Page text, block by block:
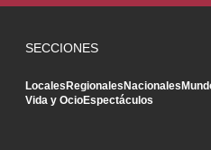
SECCIONES
LocalesRegionalesNacionales
Vida y OcioEspectáculos